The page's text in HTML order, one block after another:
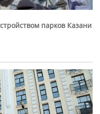
парков Казани